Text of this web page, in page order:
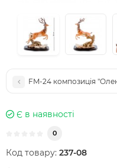
FM-24 композиція
Є в наявності
0
Код товару: 237-08